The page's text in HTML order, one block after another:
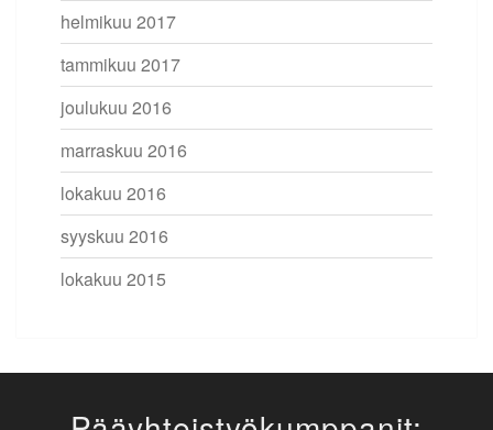
helmikuu 2017
tammikuu 2017
joulukuu 2016
marraskuu 2016
lokakuu 2016
syyskuu 2016
lokakuu 2015